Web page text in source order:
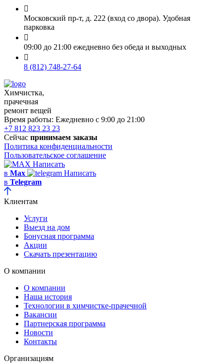

Московский пр-т, д. 222 (вход со двора). Удобная
парковка

09:00 до 21:00 ежедневно без обеда и выходных

8 (812) 748-27-64
Химчистка,
прачечная
ремонт вещей
Время работы: Ежедневно с 9:00 до 21:00
+7 812 823 23 23
Сейчас принимаем заказы
Политика конфиденциальности
Пользовательское соглашение
Написать
в Max
Написать
в Telegram
Клиентам
Услуги
Выезд на дом
Бонусная программа
Акции
Скачать презентацию
О компании
О компании
Наша история
Технологии в химчистке-прачечной
Вакансии
Партнерская программа
Новости
Контакты
Организациям